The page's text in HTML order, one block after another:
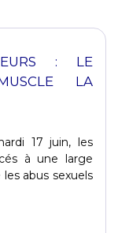
: LE
LA
17 juin, les
à une large
abus sexuels